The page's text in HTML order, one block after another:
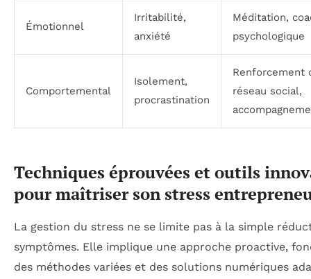
Émotionnel
Irritabilité,
anxiété
Méditation,
psychologique
Comportemental
Isolement,
procrastination
Renforcement
réseau social,
Techniques éprouvées et outils
pour maîtriser son stress
La gestion du stress ne se limite pas à la simple
symptômes. Elle implique une approche proactive,
des méthodes variées et des solutions numériques